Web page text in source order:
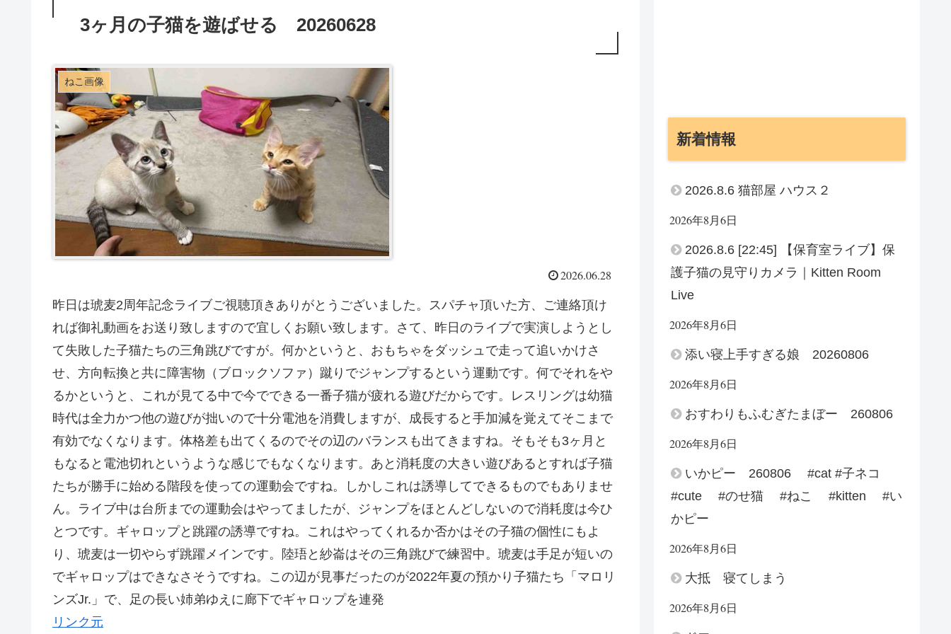
3ヶ月の子猫を遊ばせる 20260628
ねこ画像
2026.06.28
昨日は琥麦2周年記念ライブご視聴頂きありがとうございました。スパチャ頂いた方、ご連絡頂け
れば御礼動画をお送り致しますので宜しくお願い致します。さて、昨日のライブで実演しようとし
て失敗した子猫たちの三角跳びですが。何かというと、おもちゃをダッシュで走って追いかけさ
せ、方向転換と共に障害物（ブロックソファ）蹴りでジャンプするという運動です。何でそれをや
るかというと、これが見てる中で今でできる一番子猫が疲れる遊びだからです。レスリングは幼猫
時代は全力かつ他の遊びが拙いので十分電池を消費しますが、成長すると手加減を覚えてそこまで
有効でなくなります。体格差も出てくるのでその辺のバランスも出てきますね。そもそも3ヶ月と
もなると電池切れというような感じでもなくなります。あと消耗度の大きい遊びあるとすれば子猫
たちが勝手に始める階段を使っての運動会ですね。しかしこれは誘導してできるものでもありませ
ん。ライブ中は台所までの運動会はやってましたが、ジャンプをほとんどしないので消耗度は今ひ
とつです。ギャロップと跳躍の誘導ですね。これはやってくれるか否かはその子猫の個性にもよ
り、琥麦は一切やらず跳躍メインです。陸珸と紗崙はその三角跳びで練習中。琥麦は手足が短いの
でギャロップはできなさそうですね。この辺が見事だったのが2022年夏の預かり子猫たち「マロリ
ンズJr.」で、足の長い姉弟ゆえに廊下でギャロップを連発
リンク元
新着情報
2026.8.6 猫部屋 ハウス２
2026年8月6日
2026.8.6 [22:45] 【保育室ライブ】保
護子猫の見守りカメラ｜Kitten Room
Live
2026年8月6日
添い寝上手すぎる娘 20260806
2026年8月6日
おすわりもふむぎたまぼー 260806
2026年8月6日
いかピー 260806 #cat #子ネコ
#cute #のせ猫 #ねこ #kitten #い
かピー
2026年8月6日
大抵 寝てしまう
2026年8月6日